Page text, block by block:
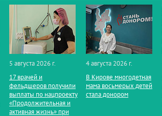
5 августа 2026 г.
17 врачей и
фельдшеров получили
выплаты по нацпроекту
«Продолжительная и
активная жизнь» при
4 августа 2026 г.
В Кирове многодетная
мама восьмерых детей
стала донором